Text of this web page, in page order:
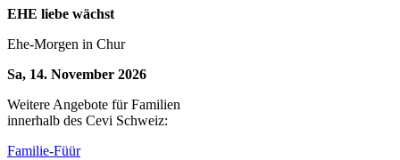
EHE liebe wächst
Ehe-Morgen in Chur
Sa, 14. November 2026
Weitere Angebote für Familien
innerhalb des Cevi Schweiz:
Familie-Füür